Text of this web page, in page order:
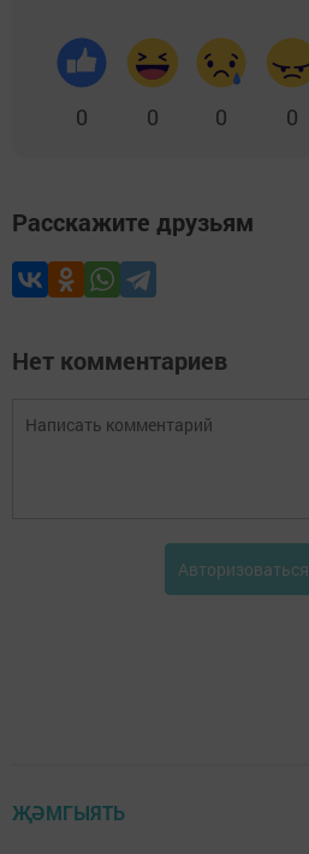
0 0 0 0
Расскажите друзьям
Нет комментариев
Авторизоваться
ҖӘМГЫЯТЬ